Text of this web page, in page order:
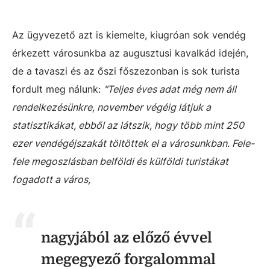
Az ügyvezető azt is kiemelte, kiugróan sok vendég
érkezett városunkba az augusztusi kavalkád idején,
de a tavaszi és az őszi főszezonban is sok turista
fordult meg nálunk: "Teljes éves adat még nem áll
rendelkezésünkre, november végéig látjuk a
statisztikákat, ebből az látszik, hogy több mint 250
ezer vendégéjszakát töltöttek el a városunkban. Fele-
fele megoszlásban belföldi és külföldi turistákat
fogadott a város,
nagyjából az előző évvel
megegyező forgalommal